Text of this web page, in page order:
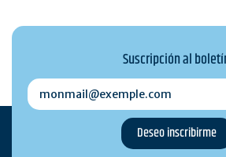
Suscripción al
monmail@exemple.com